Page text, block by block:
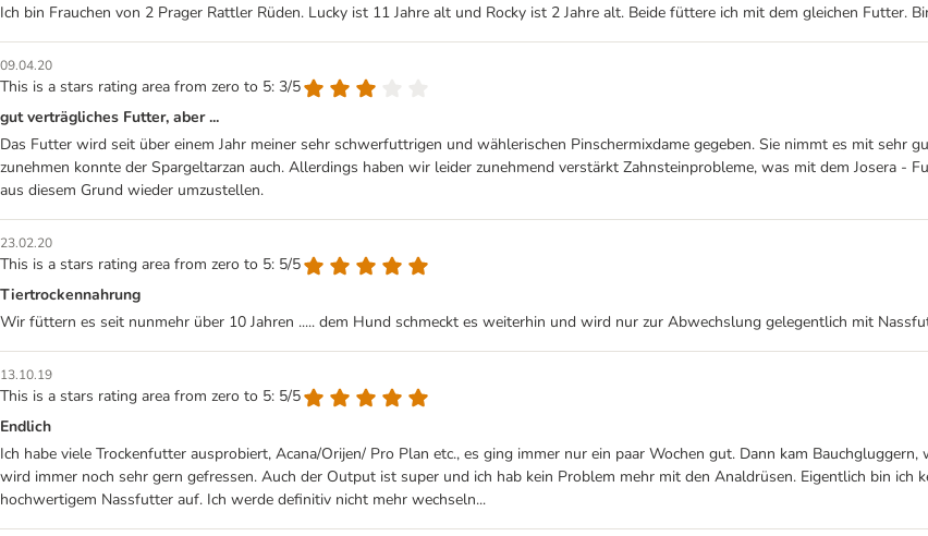
Ich bin Frauchen von 2 Prager Rattler Rüden. Lucky ist 11 Jahre alt und Rocky ist 2 Jahre alt. Beide füttere ich mit dem gleichen Futter.
09.04.20
This is a stars rating area from zero to 5: 3/5
gut verträgliches Futter, aber ...
Das Futter wird seit über einem Jahr meiner sehr schwerfuttrigen und wählerischen Pinschermixdame gegeben. Sie nimmt es mit sehr
zunehmen konnte der Spargeltarzan auch. Allerdings haben wir leider zunehmend verstärkt Zahnsteinprobleme, was mit dem Josera -
aus diesem Grund wieder umzustellen.
23.02.20
This is a stars rating area from zero to 5: 5/5
Tiertrockennahrung
Wir füttern es seit nunmehr über 10 Jahren ..... dem Hund schmeckt es weiterhin und wird nur zur Abwechslung gelegentlich mit
13.10.19
This is a stars rating area from zero to 5: 5/5
Endlich
Ich habe viele Trockenfutter ausprobiert, Acana/Orijen/ Pro Plan etc., es ging immer nur ein paar Wochen gut. Dann kam
wird immer noch sehr gern gefressen. Auch der Output ist super und ich hab kein Problem mehr mit den Analdrüsen. Eigentlich bin ich
hochwertigem Nassfutter auf. Ich werde definitiv nicht mehr wechseln...